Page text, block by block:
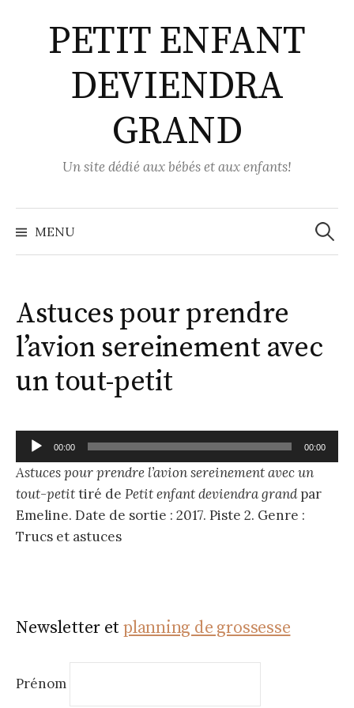
contenuPETIT ENFANT
DEVIENDRA
GRAND
Un site dédié aux bébés et aux enfants!
MENU
Astuces pour prendre
l’avion sereinement avec
un tout-petit
Lecteur
audio
00:00 00:00
Astuces pour prendre l’avion sereinement avec un
tout-petittiré de Petit enfant deviendra grandpar
Emeline. Date de sortie : 2017. Piste 2. Genre :
Trucs et astuces
Newsletter et planning de grossesse
Prénom